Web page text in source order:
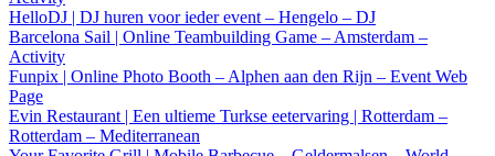
HelloDJ | DJ huren voor ieder event – Hengelo – DJ
Barcelona Sail | Online Teambuilding Game – Amsterdam –
Activity
Funpix | Online Photo Booth – Alphen aan den Rijn – Event Web
Page
Evin Restaurant | Een ultieme Turkse eetervaring | Rotterdam –
Rotterdam – Mediterranean